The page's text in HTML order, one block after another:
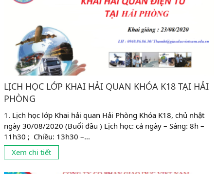
LỊCH HỌC LỚP KHAI HẢI QUAN KHÓA K18 TẠI HẢI
PHÒNG
1. Lịch học lớp Khai hải quan Hải Phòng Khóa K18, chủ nhật
ngày 30/08/2020 (Buổi đầu ) Lịch học: cả ngày – Sáng: 8h –
11h30 ; Chiều: 13h30 –...
Xem chi tiết